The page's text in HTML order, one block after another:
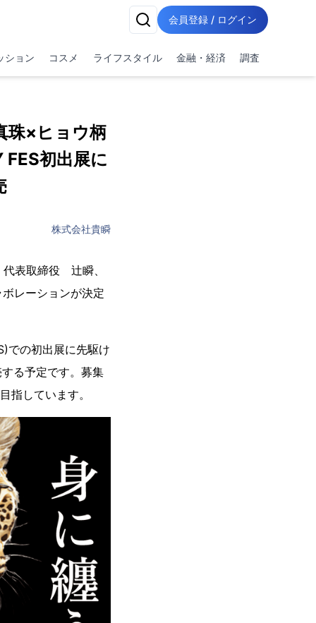
会員登録 / ログイン
ション コスメ ライフスタイル 金融・経済 調査
珠×ヒョウ柄
初出展に
株式会社貴瞬
表取締役 辻瞬、
レーションが決定
での初出展に先駆け
る予定です。募集
指しています。